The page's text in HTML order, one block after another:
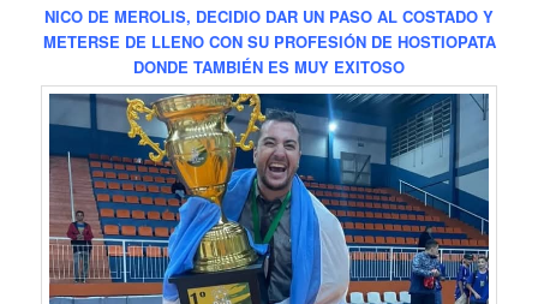
NICO DE MEROLIS, DECIDIO DAR UN PASO AL COSTADO Y
METERSE DE LLENO CON SU PROFESIÓN DE HOSTIOPATA
DONDE TAMBIÉN ES MUY EXITOSO